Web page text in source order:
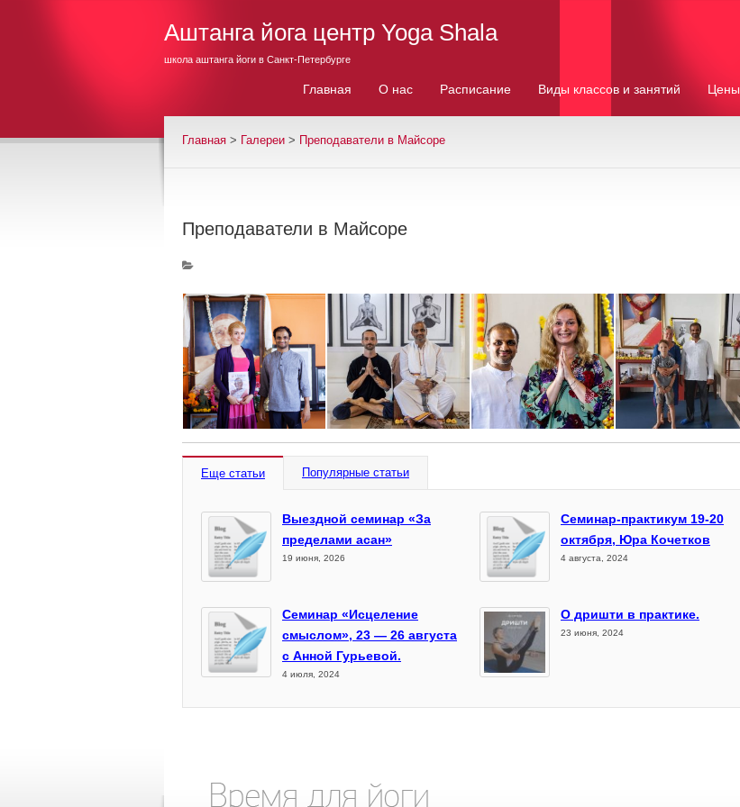
Аштанга йога центр Yoga Shala
школа аштанга йоги в Санкт-Петербурге
Главная О нас Расписание Виды классов и занятий Цены
Главная > Галереи > Преподаватели в Майсоре
Преподаватели в Майсоре
Еще статьи Популярные статьи
Выездной семинар «За
пределами асан»
19 июня, 2026
Семинар-практикум 19-20
октября, Юра Кочетков
4 августа, 2024
Семинар «Исцеление
смыслом», 23 — 26 августа
с Анной Гурьевой.
4 июля, 2024
О дришти в практике.
23 июня, 2024